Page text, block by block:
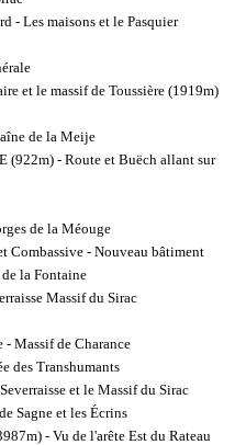
- Les maisons et le Pasquier
et le massif de Toussière (1919m)
de la Meije
(922m) - Route et Buëch allant sur
de la Méouge
Combassive - Nouveau bâtiment
la Fontaine
Massif du Sirac
- Massif de Charance
des Transhumants
et le Massif du Sirac
Sagne et les Écrins
- Vu de l'arête Est du Rateau